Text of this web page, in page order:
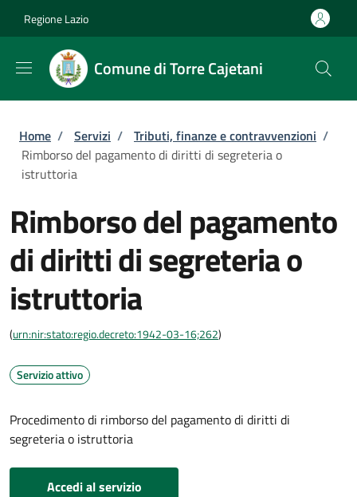
Regione Lazio
Comune di Torre Cajetani
Briciole di pane
Home / Servizi / Tributi, finanze e contravvenzioni /
Rimborso del pagamento di diritti di segreteria o
istruttoria
Rimborso del pagamento
di diritti di segreteria o
istruttoria
(urn:nir:stato:regio.decreto:1942-03-16;262)
Servizio attivo
Procedimento di rimborso del pagamento di diritti di
segreteria o istruttoria
Accedi al servizio